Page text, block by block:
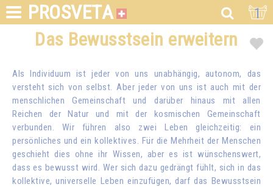
PROSVETA 1
Das Bewusstsein erweitern
Als Individuum ist jeder von uns unabhängig, autonom, das
versteht sich von selbst. Aber jeder von uns ist auch mit der
menschlichen Gemeinschaft und darüber hinaus mit allen
Reichen der Natur und mit der kosmischen Gemeinschaft
verbunden. Wir führen also zwei Leben gleichzeitig: ein
persönliches und ein kollektives. Für die Mehrheit der Menschen
geschieht dies ohne ihr Wissen, aber es ist wünschenswert,
dass es bewusst wird. Wer sich dazu gedrängt fühlt, sich in das
kollektive, universelle Leben einzufügen, darf das Bewusstsein